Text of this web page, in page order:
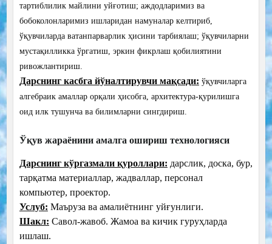
тартиблилик майлини уйғотиш; аждодларимиз ва
бобоколонларимиз ишларидан намуналар келтириб,
ўқувчиларда ватанпарварлик ҳисини тарбиялаш; ўқувчиларни
мустақилликка ўргатиш, эркин фикрлаш қобилиятини
ривожлантириш.
Дарснинг касбга йўналтирувчи мақсади: ўқувчиларга
алгебраик амаллар орқали ҳисобга, архитектура-қурилишга
оид илк тушунча ва билимларни сингдириш.
Ўқув жараёнини амалга ошириш технологияси
Дарснинг кўргазмали қуроллари: дарслик, доска, бур,
тарқатма материаллар, жадваллар, персонал
компьютер, проектор.
Услуб: Маъруза ва амалиётнинг уйғунлиги.
Шакл: Савол-жавоб. Жамоа ва кичик гуруҳларда
ишлаш.